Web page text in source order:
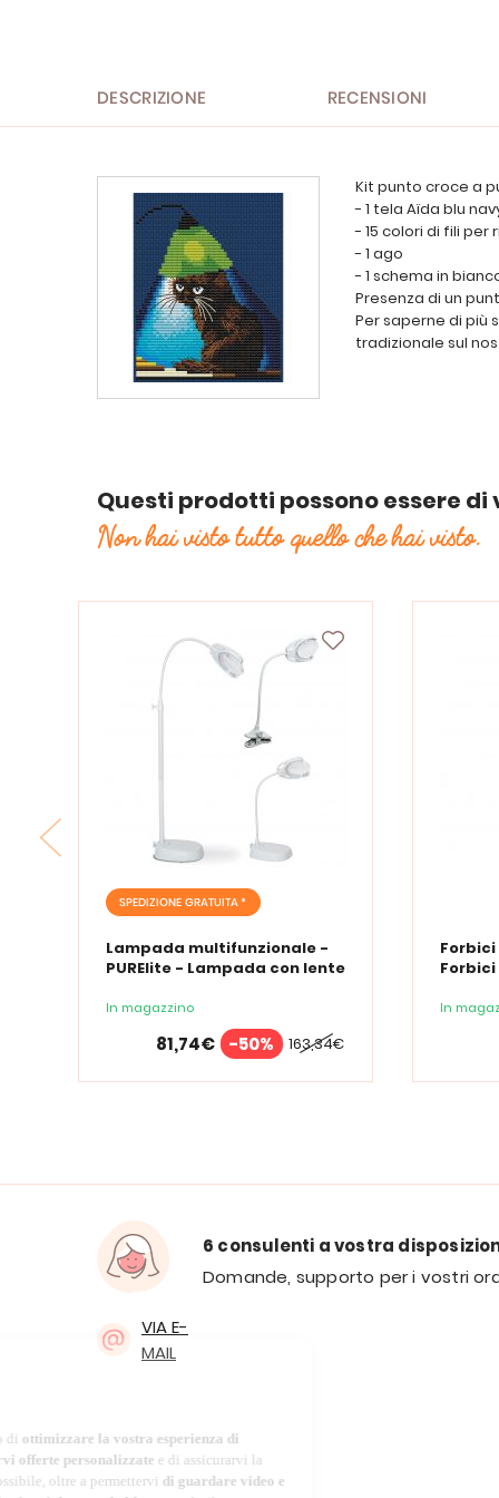
immagini
DESCRIZIONE RECENSIONI
Kit punto croce a
- 1 tela Aïda blu
- 15 colori di fili per
- 1 ago
- 1 schema in
Presenza di un
Per saperne di più
tradizionale sul
Questi prodotti possono essere
Non hai visto tutto quello che hai visto.
SPEDIZIONE GRATUITA *
Lampada multifunzionale -
PURElite - Lampada con lente
Spectrum
In magazzino
163,34€
81,74€ -50%
In
6 consulenti a vostra
Domande, supporto per i vostri
VIA E-
MAIL